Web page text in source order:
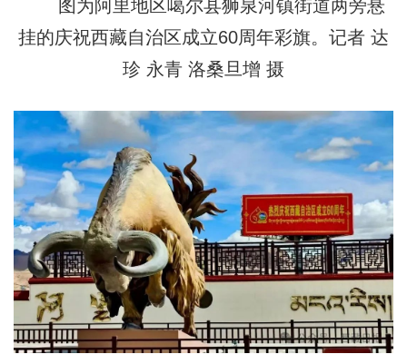
图为阿里地区噶尔县狮泉河镇街道两旁悬
挂的庆祝西藏自治区成立60周年彩旗。记者 达
珍 永青 洛桑旦增 摄